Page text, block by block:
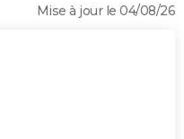
Mise à jour le 04/08/26